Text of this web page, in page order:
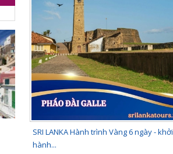
SRI LANKA Hành trình Vàng 6 ngày - khởi
hành...